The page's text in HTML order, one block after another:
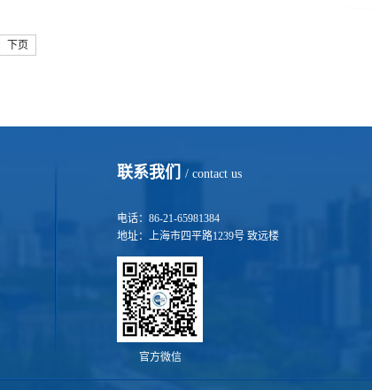
下页
联系我们 / contact us
电话：86-21-65981384
地址：上海市四平路1239号 致远楼
官方微信